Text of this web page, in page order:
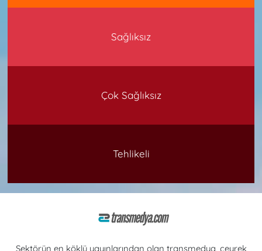
Sağlıksız
Çok Sağlıksız
Tehlikeli
Sektörün en köklü yayınlarından olan transmedya, çeyrek